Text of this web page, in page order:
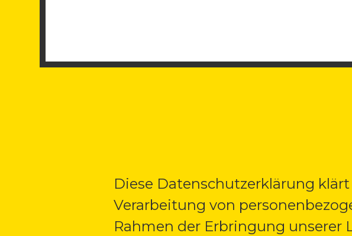
Diese Datenschutzerklärung
Verarbeitung von
Rahmen der Erbringung unserer